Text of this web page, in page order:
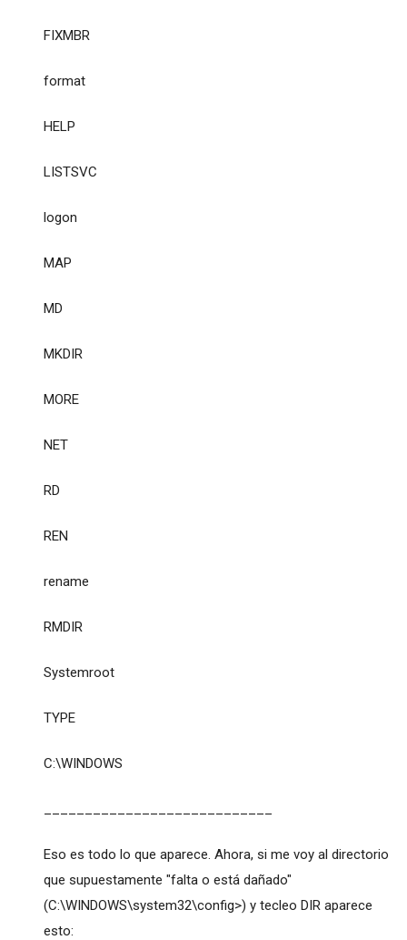
FIXMBR
format
HELP
LISTSVC
logon
MAP
MD
MKDIR
MORE
NET
RD
REN
rename
RMDIR
Systemroot
TYPE
C:\WINDOWS
Eso es todo lo que aparece. Ahora, si me voy al directorio
que supuestamente "falta o está dañado"
(C:\WINDOWS\system32\config>) y tecleo DIR aparece
esto: